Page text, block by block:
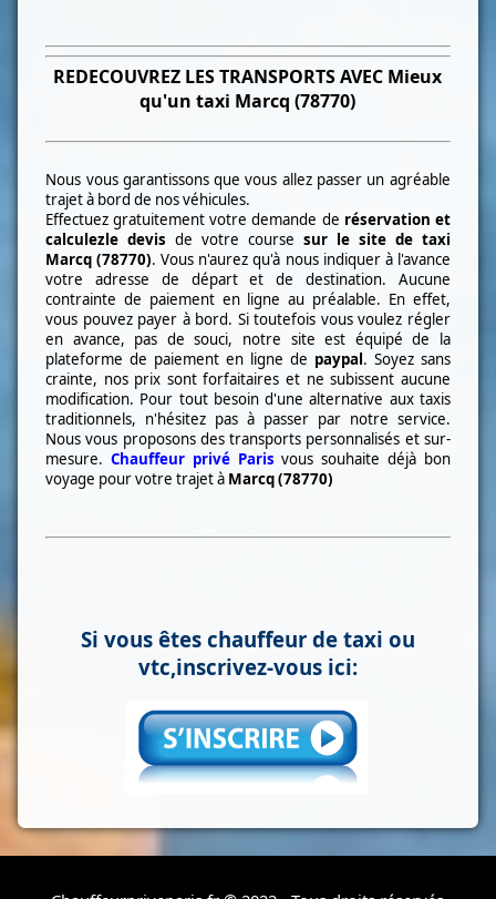
REDECOUVREZ LES TRANSPORTS AVEC Mieux
qu'un taxi Marcq (78770)
Nous vous garantissons que vous allez passer un agréable
trajet à bord de nos véhicules.
Effectuez gratuitement votre demande de réservation et
calculezle devis de votre course sur le site de taxi
Marcq (78770). Vous n'aurez qu'à nous indiquer à l'avance
votre adresse de départ et de destination. Aucune
contrainte de paiement en ligne au préalable. En effet,
vous pouvez payer à bord. Si toutefois vous voulez régler
en avance, pas de souci, notre site est équipé de la
plateforme de paiement en ligne de paypal. Soyez sans
crainte, nos prix sont forfaitaires et ne subissent aucune
modification. Pour tout besoin d'une alternative aux taxis
traditionnels, n'hésitez pas à passer par notre service.
Nous vous proposons des transports personnalisés et sur-
mesure. Chauffeur privé Paris vous souhaite déjà bon
voyage pour votre trajet à Marcq (78770)
Si vous êtes chauffeur de taxi ou
vtc,inscrivez-vous ici: